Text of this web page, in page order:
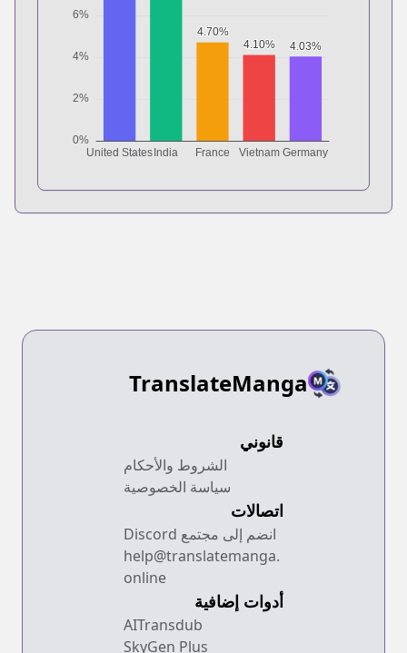
TranslateManga
قانوني
الشروط والأحكام
سياسة الخصوصية
اتصالات
انضم إلى مجتمع Discord
help@translatemanga.
online
أدوات إضافية
AITransdub
SkyGen Plus